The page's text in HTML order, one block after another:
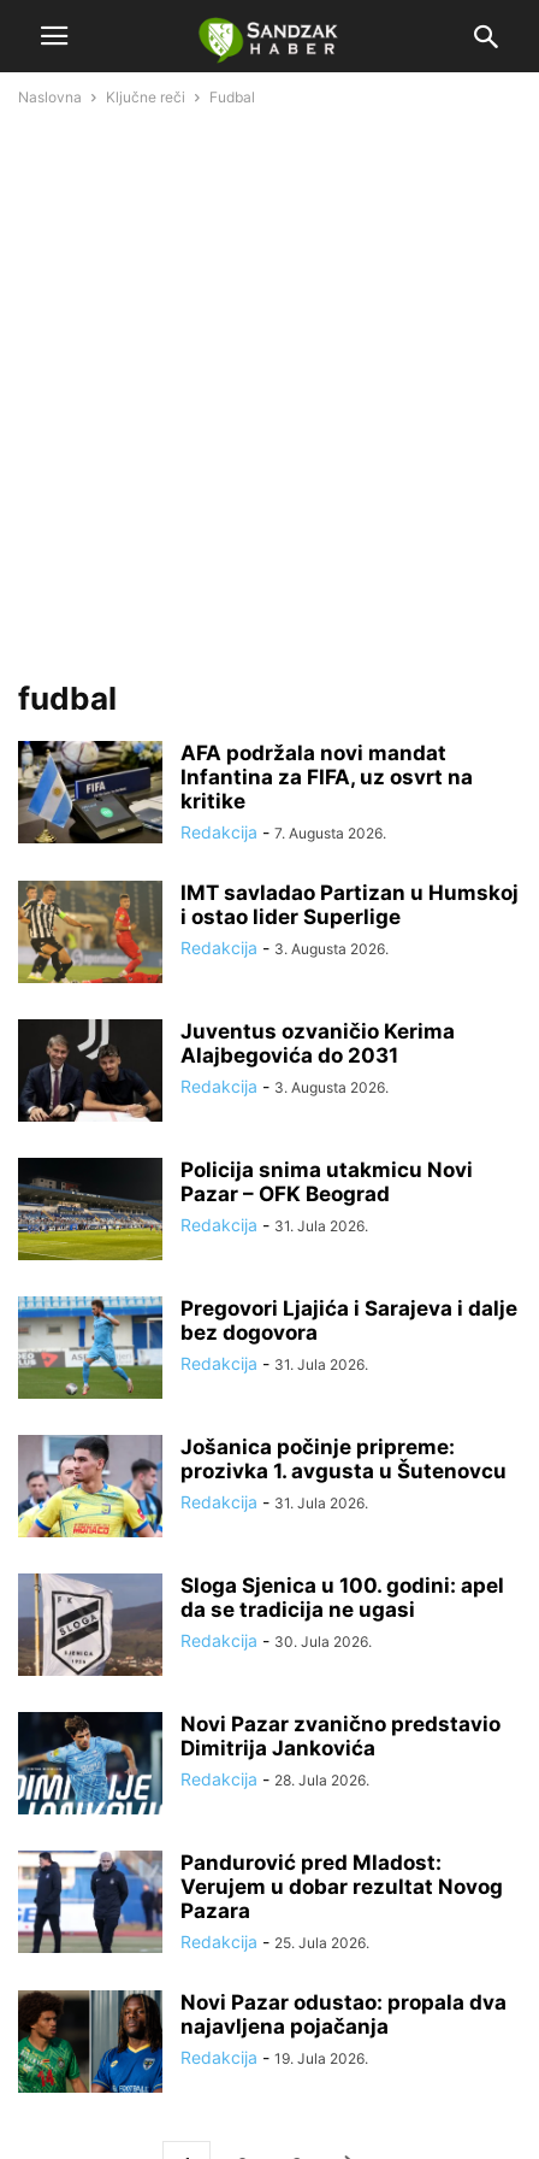
Naslovna Ključne reči Fudbal
fudbal
AFA podržala novi mandat
Infantina za FIFA, uz osvrt na
kritike
Redakcija - 7. Augusta 2026.
IMT savladao Partizan u Humskoj
i ostao lider Superlige
Redakcija - 3. Augusta 2026.
Juventus ozvaničio Kerima
Alajbegovića do 2031
Redakcija - 3. Augusta 2026.
Policija snima utakmicu Novi
Pazar – OFK Beograd
Redakcija - 31. Jula 2026.
Pregovori Ljajića i Sarajeva i dalje
bez dogovora
Redakcija - 31. Jula 2026.
Jošanica počinje pripreme:
prozivka 1. avgusta u Šutenovcu
Redakcija - 31. Jula 2026.
Sloga Sjenica u 100. godini: apel
da se tradicija ne ugasi
Redakcija - 30. Jula 2026.
Novi Pazar zvanično predstavio
Dimitrija Jankovića
Redakcija - 28. Jula 2026.
Pandurović pred Mladost:
Verujem u dobar rezultat Novog
Pazara
Redakcija - 25. Jula 2026.
Novi Pazar odustao: propala dva
najavljena pojačanja
Redakcija - 19. Jula 2026.